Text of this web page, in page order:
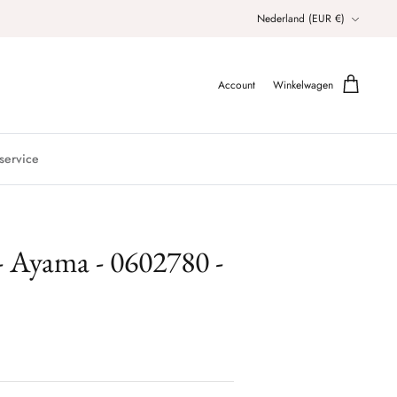
Valuta
Nederland (EUR €)
Account Winkelwagen
- 0602780 -